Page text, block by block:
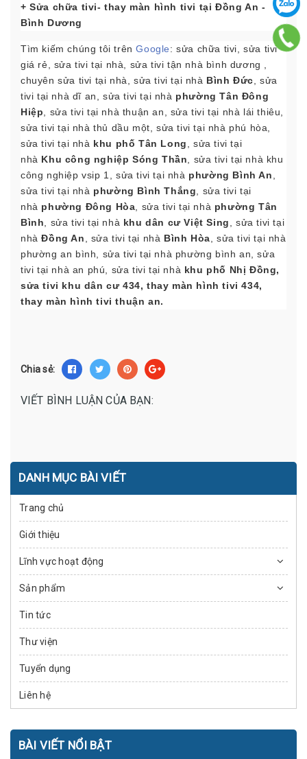
+ Sửa chữa tivi- thay màn hình tivi tại Đồng An -
Bình Dương
Tìm kiếm chúng tôi trênGoogle: sửa chữa tivi, sửa tivi
giá rẻ, sửa tivi tại nhà, sửa tivi tận nhà bình dương ,
chuyên sửa tivi tại nhà, sửa tivi tại nhà Bình Đức, sửa
tivi tại nhà dĩ an, sửa tivi tại nhà phường Tân Đông
Hiệp, sửa tivi tại nhà thuận an, sửa tivi tại nhà lái thiêu,
sửa tivi tại nhà thủ dầu một, sửa tivi tại nhà phú hòa,
sửa tivi tại nhà khu phố Tân Long, sửa tivi tại
nhà Khu công nghiệp Sóng Thần, sửa tivi tại nhà khu
công nghiệp vsip 1, sửa tivi tại nhà phường Bình An,
sửa tivi tại nhà phường Bình Thắng, sửa tivi tại
nhà phường Đông Hòa, sửa tivi tại nhà phường Tân
Bình, sửa tivi tại nhà khu dân cư Việt Sing, sửa tivi tại
nhàĐồng An, sửa tivi tại nhà Bình Hòa, sửa tivi tại nhà
phường an bình, sửa tivi tại nhà phường bình an, sửa
tivi tại nhà an phú, sửa tivi tại nhà khu phố Nhị Đồng,
sửa tivi khu dân cư 434, thay màn hình tivi 434,
thay màn hình tivi thuận an.
Chia sẻ:
VIẾT BÌNH LUẬN CỦA BẠN:
DANH MỤC BÀI VIẾT
Trang chủ
Giới thiệu
Lĩnh vực hoạt động
Sản phẩm
Tin tức
Thư viện
Tuyển dụng
Liên hệ
BÀI VIẾT NỔI BẬT